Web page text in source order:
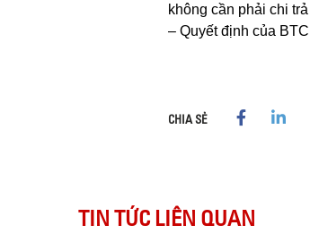
không cần phải chi
– Quyết định của
CHIA SẺ
TIN TỨC LIÊN QUAN